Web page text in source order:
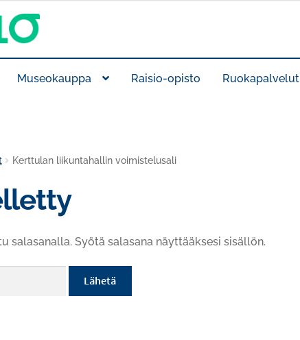
Museokauppa Raisio-opisto Ruokapalvelut
Kerttulan liikuntahallin voimistelusali
salasanalla. Syötä salasana näyttääksesi sisällön.